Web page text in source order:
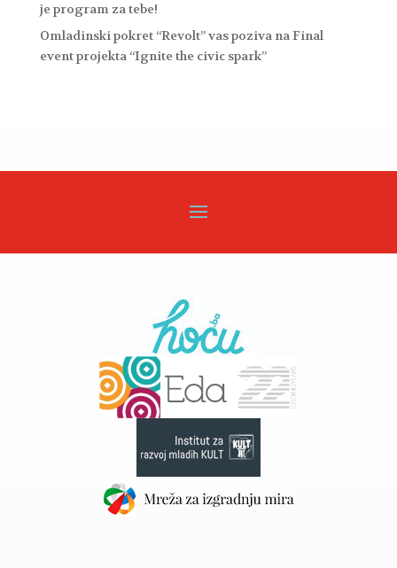
je program za tebe!
Omladinski pokret “Revolt” vas poziva na Final
event projekta “Ignite the civic spark”